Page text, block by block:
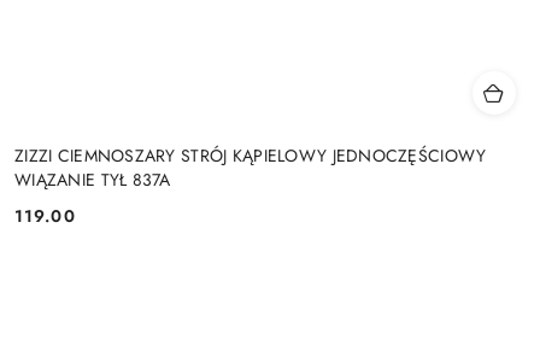
ZIZZI CIEMNOSZARY STRÓJ KĄPIELOWY JEDNOCZĘŚCIOWY
WIĄZANIE TYŁ 837A
Cena:
119.00